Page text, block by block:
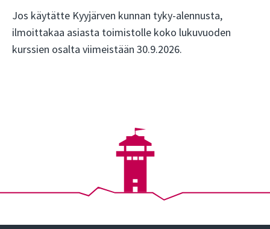
Jos käytätte Kyyjärven kunnan tyky-alennusta,
ilmoittakaa asiasta toimistolle koko lukuvuoden
kurssien osalta viimeistään 30.9.2026.